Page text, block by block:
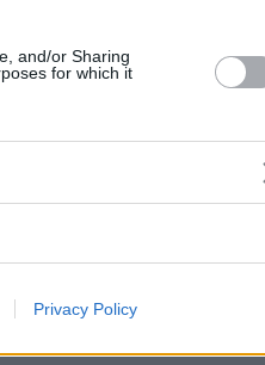
and/or Sharing
for which it
Privacy Policy
της ομάδας
στις 12:56
συνέχεια
η
ασθενοφόρο του
ήταν
μεταφερθεί